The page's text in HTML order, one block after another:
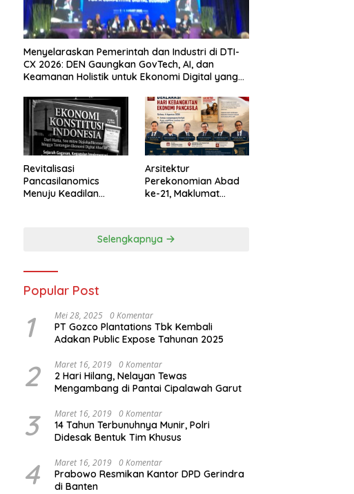
Menyelaraskan Pemerintah dan Industri di DTI-
CX 2026: DEN Gaungkan GovTech, AI, dan
Keamanan Holistik untuk Ekonomi Digital yang
Revitalisasi
Pancasilanomics
Menuju Keadilan
Arsitektur
Perekonomian Abad
ke-21, Maklumat
Selengkapnya
Popular Post
1 Mei 28, 2025 0 Komentar
PT Gozco Plantations Tbk Kembali
Adakan Public Expose Tahunan 2025
2 Maret 16, 2019 0 Komentar
2 Hari Hilang, Nelayan Tewas
Mengambang di Pantai Cipalawah Garut
3 Maret 16, 2019 0 Komentar
14 Tahun Terbunuhnya Munir, Polri
Didesak Bentuk Tim Khusus
4 Maret 16, 2019 0 Komentar
Prabowo Resmikan Kantor DPD Gerindra
di Banten